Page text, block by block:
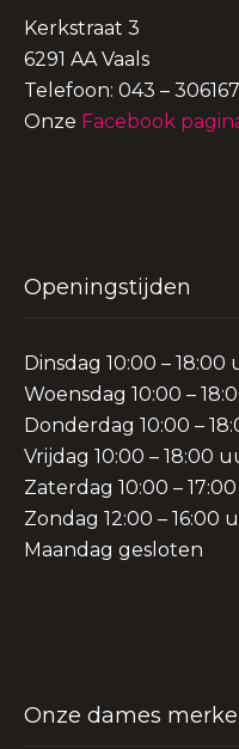
Kerkstraat 3
6291 AA Vaals
Telefoon: 043 –
Onze Facebook
Openingstijden
Dinsdag 10:00 – 18:00
Woensdag 10:00 –
Donderdag 10:00 –
Vrijdag 10:00 – 18:00
Zaterdag 10:00 –
Zondag 12:00 – 16:00
Maandag gesloten
Onze dames